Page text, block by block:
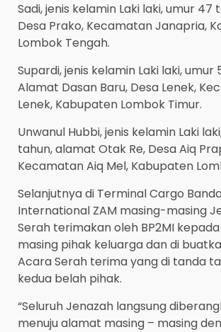
Sadi, jenis kelamin Laki laki, umur 47
Desa Prako, Kecamatan Janapria,
Lombok Tengah.
Supardi, jenis kelamin Laki laki, umur
Alamat Dasan Baru, Desa Lenek,
Lenek, Kabupaten Lombok Timur.
Unwanul Hubbi, jenis kelamin Laki
tahun, alamat Otak Re, Desa Aiq
Kecamatan Aiq Mel, Kabupaten
Selanjutnya di Terminal Cargo
International ZAM masing-masing
Serah terimakan oleh BP2MI
masing pihak keluarga dan di
Acara Serah terima yang di tanda
kedua belah pihak.
“Seluruh Jenazah langsung
menuju alamat masing – masing